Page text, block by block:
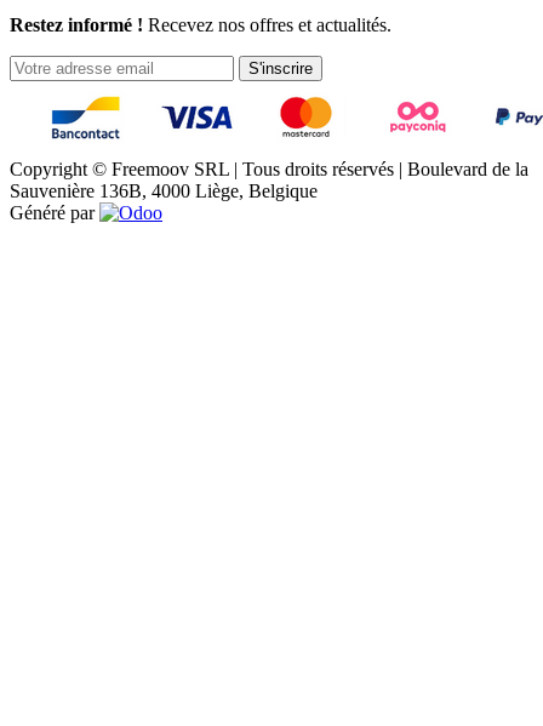
Restez informé ! Recevez nos offres et actualités.
S'inscrire
Copyright © Freemoov SRL | Tous droits réservés | Boulevard de la
Sauvenière 136B, 4000 Liège, Belgique
Généré par